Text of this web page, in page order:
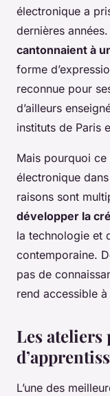
électronique a
dernières années.
cantonnaient à
forme
reconnue pour
d’ailleurs
instituts de Paris
Mais pourquoi ce
électronique
raisons sont
développer la
la technologie et
contemporaine.
pas de
rend accessible à
Les ateliers
L’une des